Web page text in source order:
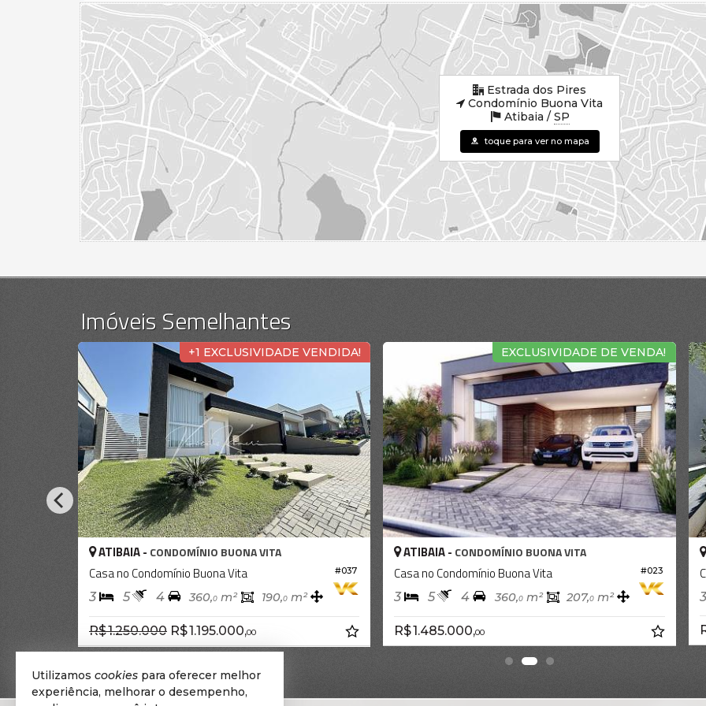
Estrada dos Pires
Condomínio Buona Vita
Atibaia / SP
toque para ver no mapa
Imóveis Semelhantes
+1 EXCLUSIVIDADE VENDIDA!
CONDOMÍNIO BUONA VITA
Casa no Condomínio Buona Vita
4 360, 0m² 190,0m²
R$ 1.250.000 R$ 1.195.000,00
EXCLUSIVIDADE DE VENDA!
CONDOMÍNIO BUONA VITA
Casa no Condomínio Buona Vita
3 4 360, 0m² 207,0m²
R$ 1.485.000, 00
Casa no
3
R$
Utilizamos cookies para oferecer melhor
experiência, melhorar o desempenho,